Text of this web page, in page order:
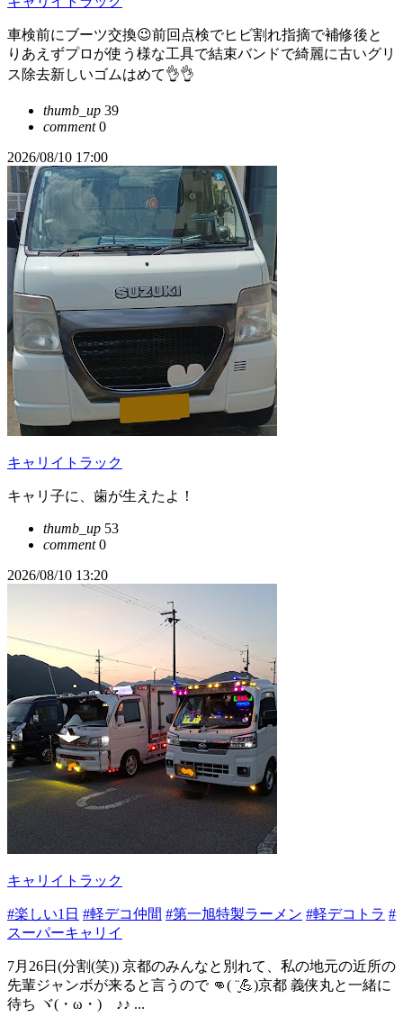
車検前にブーツ交換😉前回点検でヒビ割れ指摘で補修後と
りあえずプロが使う様な工具で結束バンドで綺麗に古いグリ
ス除去新しいゴムはめて👌👌
thumb_up 39
comment0
2026/08/10 17:00
キャリイトラック
キャリ子に、歯が生えたよ！
thumb_up 53
comment0
2026/08/10 13:20
キャリイトラック
#楽しい1日 #軽デコ仲間 #第一旭特製ラーメン #軽デコトラ #
スーパーキャリイ
7月26日(分割(笑)) 京都のみんなと別れて、私の地元の近所の
先輩ジャンボが来ると言うので 👊( ¨̮💪)京都 義侠丸と一緒に
待ち ヾ(・ω・)ゞ♪♪ ...